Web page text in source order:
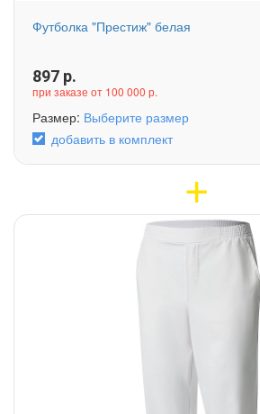
Футболка "Престиж" белая
897 р.
при заказе от 100 000 р.
Размер: Выберите размер
добавить в комплект